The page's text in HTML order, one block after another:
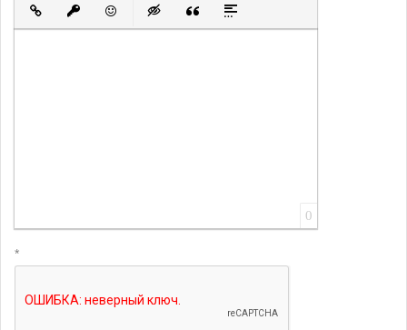
Вставить ссылку
Вставить защищенную ссылку
Вставить смайлик
Вставка скрытого текста
Вставка цитаты
Вставка спойлера
0
*